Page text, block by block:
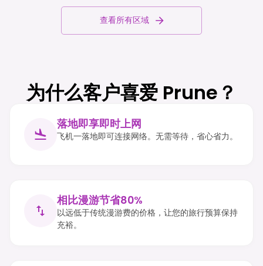
查看所有区域
为什么客户喜爱 Prune？
落地即享即时上网
飞机一落地即可连接网络。无需等待，省心省力。
相比漫游节省80%
以远低于传统漫游费的价格，让您的旅行预算保持
充裕。